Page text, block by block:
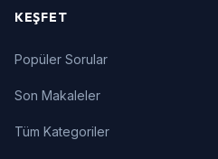
KEŞFET
Popüler Sorular
Son Makaleler
Tüm Kategoriler